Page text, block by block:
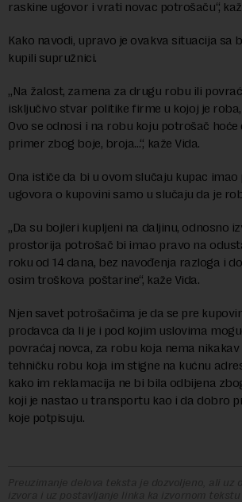
raskine ugovor i vrati novac potrošaču“,
Kako navodi, upravo je ovakva situacija sa
kupili supružnici.
„Na žalost, zamena za drugu robu ili
isključivo stvar politike firme u kojoj je
Ovo se odnosi i na robu koju potrošač hoće
primer zbog boje, broja…“, kaže Vida.
Ona ističe da bi u ovom slučaju kupac
ugovora o kupovini samo u slučaju da je
„Da su bojleri kupljeni na daljinu, odnosno
prostorija potrošač bi imao pravo na
roku od 14 dana, bez navođenja razloga i
osim troškova poštarine“, kaže Vida.
Njen savet potrošačima je da se pre
prodavca da li je i pod kojim uslovima
povraćaj novca, za robu koja nema
tehničku robu koja im stigne na kućnu
kako im reklamacija ne bi bila odbijena
koji je nastao u transportu kao i da dobro
koje potpisuju.
Preuzimanje delova teksta je dozvoljeno, ali uz
izvora i uz postavljanje linka ka izvornom tekstu